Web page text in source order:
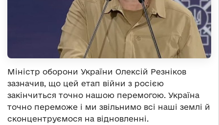
Міністр оборони України Олексій Резніков
зазначив, що цей етап війни з росією
закінчиться точно нашою перемогою. Україна
точно переможе і ми звільнимо всі наші землі й
сконцентруємося на відновленні.